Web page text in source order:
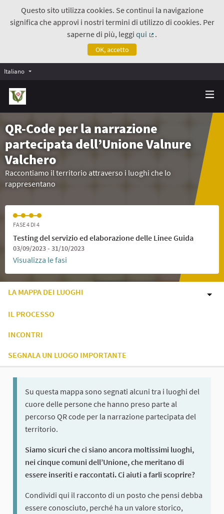
Questo sito utilizza cookies. Se continui la navigazione
significa che approvi i nostri termini di utilizzo di cookies. Per
saperne di più, leggiqui
.
OK, accetto
Italiano
QR-Code per la narrazione
partecipata dell’Unione Valnure
Valchero
Raccontiamo il territorio attraverso i luoghi che lo
rappresentano
FASE 4 DI 4
Testing del servizio ed elaborazione delle Linee Guida
03/09/2023 - 31/10/2023
Visualizza le fasi
LA MAPPA DEI LUOGHI
IL PROCESSO
INCONTRI
SEGNALA UN LUOGO IMPORTANTE
Su questa mappa sono segnati alcuni tra i luoghi del
cuore delle persone che hanno preso parte al
percorso QR code per la narrazione partecipata del
territorio.
Siamo sicuri che ci siano ancora moltissimi luoghi,
nei cinque comuni dell’Unione, che meritano di
essere inseriti e raccontati. Ci aiuti a farli scoprire?
Condividi qui il racconto di un posto che pensi debba
essere conosciuto, perché ha un valore storico,